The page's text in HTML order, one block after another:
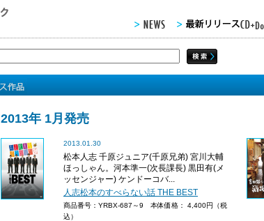
2013年 1月発売
2013.01.30
松本人志 千原ジュニア(千原兄弟) 宮川大輔
ほっしゃん。河本準一(次長課長) 黒田有(メ
ッセンジャー) ケンドーコバ...
人志松本のすべらない話 THE BEST
商品番号：YRBX-687～9 本体価格： 4,400円（税
込）